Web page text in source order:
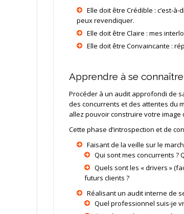
Elle doit être Crédible : c’est-
peux revendiquer.
Elle doit être Claire : mes
Elle doit être Convaincante :
Apprendre à se
Procéder à un audit approfondi de
des concurrents et des attentes du
allez pouvoir construire votre
Cette phase d’introspection et de
Faisant de la veille sur le
Qui sont mes concurrents ?
Quels sont les « drivers »
futurs clients ?
Réalisant un audit interne de
Quel professionnel suis-je